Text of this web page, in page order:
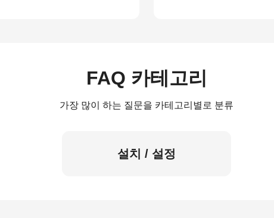
FAQ 카테고리
가장 많이 하는 질문을 카테고리별로 분류
설치 / 설정